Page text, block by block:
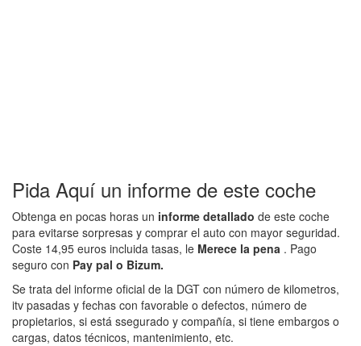
Pida Aquí un informe de este coche
Obtenga en pocas horas un informe detallado de este coche
para evitarse sorpresas y comprar el auto con mayor seguridad.
Coste 14,95 euros incluida tasas, le Merece la pena . Pago
seguro con Pay pal o Bizum.
Se trata del informe oficial de la DGT con número de kilometros,
itv pasadas y fechas con favorable o defectos, número de
propietarios, si está ssegurado y compañía, si tiene embargos o
cargas, datos técnicos, mantenimiento, etc.